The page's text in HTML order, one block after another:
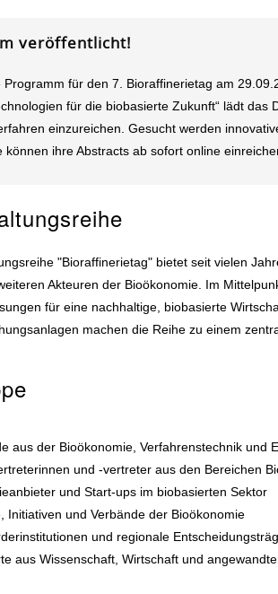
veröffentlicht!
Programm für den 7. Bioraffinerietag am
für die biobasierte Zukunft“ lädt
einzureichen. Gesucht werden
können ihre Abstracts ab sofort online
"Bioraffinerietag" bietet seit vielen
Akteuren der Bioökonomie. Im
für eine nachhaltige, biobasierte
machen die Reihe zu einem
aus der Bioökonomie, Verfahrenstechnik und
und -vertreter aus den Bereichen
und Start-ups im biobasierten Sektor
Initiativen und Verbände der Bioökonomie
und regionale
aus Wissenschaft, Wirtschaft und